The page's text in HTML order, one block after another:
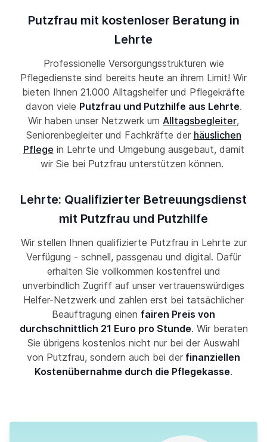
Putzfrau mit kostenloser Beratung in
Lehrte
Professionelle Versorgungsstrukturen wie
Pflegedienste sind bereits heute an ihrem Limit! Wir
bieten Ihnen 21.000 Alltagshelfer und Pflegekräfte
davon viele Putzfrau und Putzhilfe aus Lehrte.
Wir haben unser Netzwerk um Alltagsbegleiter,
Seniorenbegleiter und Fachkräfte der häuslichen
Pflege in Lehrte und Umgebung ausgebaut, damit
wir Sie bei Putzfrau unterstützen können.
Lehrte: Qualifizierter Betreuungsdienst
mit Putzfrau und Putzhilfe
Wir stellen Ihnen qualifizierte Putzfrau in Lehrte zur
Verfügung - schnell, passgenau und digital. Dafür
erhalten Sie vollkommen kostenfrei und
unverbindlich Zugriff auf unser vertrauenswürdiges
Helfer-Netzwerk und zahlen erst bei tatsächlicher
Beauftragung einen fairen Preis von
durchschnittlich 21 Euro pro Stunde. Wir beraten
Sie übrigens kostenlos nicht nur bei der Auswahl
von Putzfrau, sondern auch bei der finanziellen
Kostenübernahme durch die Pflegekasse.